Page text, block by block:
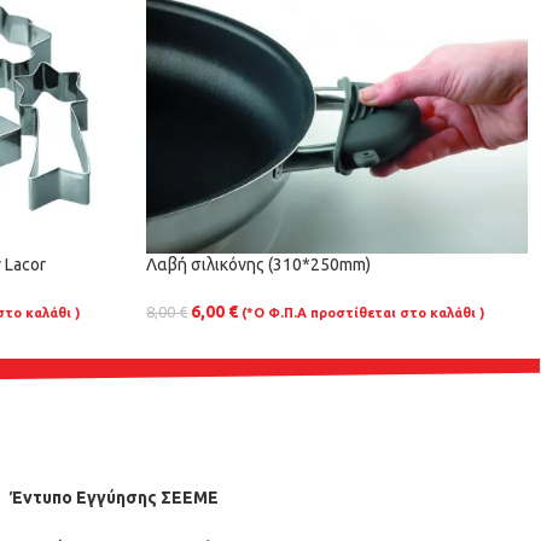
Lacor
καλάθι )
Λαβή σιλικόνης (310*250mm)
8,00€ 6,00 € (*Ο Φ.Π.Α προστίθεται στο καλάθι )
Έντυπο Εγγύησης ΣΕΕΜΕ